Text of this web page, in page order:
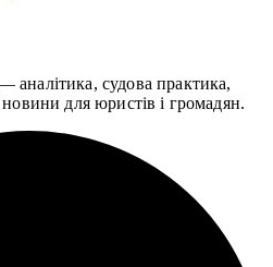
судова практика,
новини для юристів і громадян.